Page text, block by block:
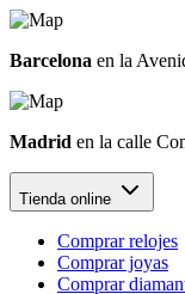
Barcelona en la
Madrid en la calle
Tienda online
Comprar relojes
Comprar joyas
Comprar